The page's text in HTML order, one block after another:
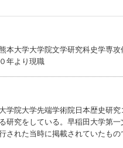
本大学大学院文学研究科史学専
年より現職
学院大学先端学術院日本歴史研
研究をしている。早稲田大学第
れた当時に掲載されていたもの